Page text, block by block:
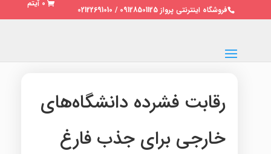
فروشگاه اینترنتی پرواز 09128501125 / 02122691010
0 آیتم
رقابت فشرده دانشگاه‌های
خارجی برای جذب فارغ